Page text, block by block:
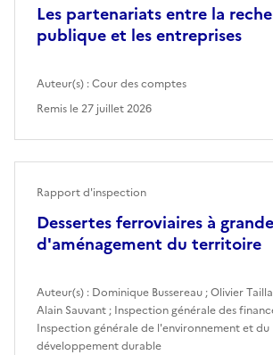
Les partenariats entre la
publique et les entreprises
Auteur(s) :Cour des comptes
Remis le27 juillet 2026
Dessertes ferroviaires à
d'aménagement du territoire
Rapport d'inspection
Auteur(s) : Dominique Bussereau ;Olivier
Alain Sauvant ; Inspection générale des
Inspection générale de l'environnement et du
développement durable